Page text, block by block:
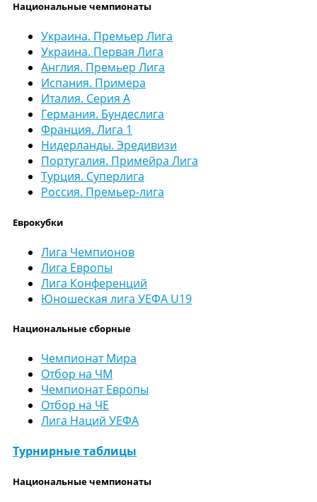
Национальные чемпионаты
Украина. Премьер Лига
Украина. Первая Лига
Англия. Премьер Лига
Испания. Примера
Италия. Серия А
Германия. Бундеслига
Франция. Лига 1
Нидерланды. Эредивизи
Португалия. Примейра Лига
Турция. Суперлига
Россия. Премьер-лига
Еврокубки
Лига Чемпионов
Лига Европы
Лига Конференций
Юношеская лига УЕФА U19
Национальные сборные
Чемпионат Мира
Отбор на ЧМ
Чемпионат Европы
Отбор на ЧЕ
Лига Наций УЕФА
Турнирные таблицы
Национальные чемпионаты